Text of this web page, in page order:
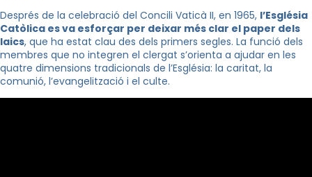
Després de la celebració del Concili Vaticà II, en 1965, l’Església
Catòlica es va esforçar per deixar més clar el paper dels
laics, que ha estat clau des dels primers segles. La funció dels
membres que no integren el clergat s’orienta a ajudar en les
quatre dimensions tradicionals de l’Església: la caritat, la
comunió, l’evangelització i el culte.